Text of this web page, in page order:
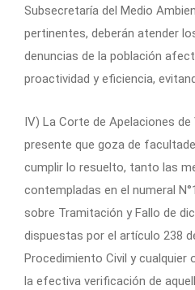
Subsecretaría del Medio
pertinentes, deberán atender
denuncias de la población
proactividad y eficiencia,
IV) La Corte de Apelaciones
presente que goza de
cumplir lo resuelto, tanto las
contempladas en el numeral
sobre Tramitación y Fallo de
dispuestas por el artículo 238
Procedimiento Civil y cualquier
la efectiva verificación de